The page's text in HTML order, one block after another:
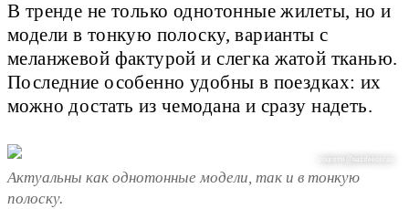
В тренде не только однотонные жилеты, но и
модели в тонкую полоску, варианты с
меланжевой фактурой и слегка жатой тканью.
Последние особенно удобны в поездках: их
можно достать из чемодана и сразу надеть.
соцсети @nazifeeozcan
Актуальны как однотонные модели, так и в тонкую
полоску.